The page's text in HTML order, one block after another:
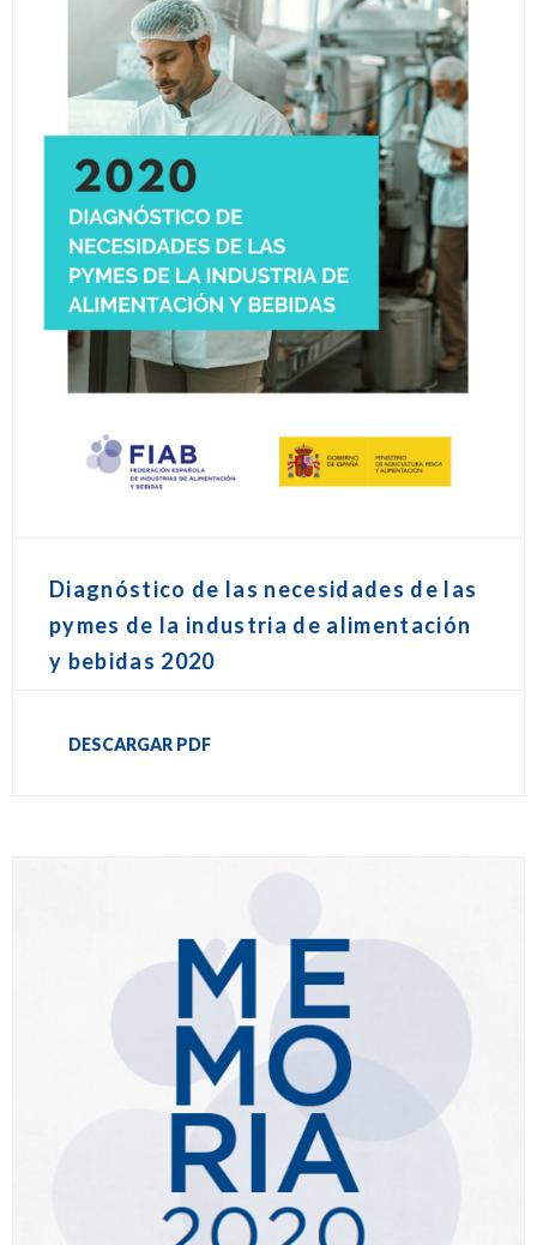
Diagnóstico de las necesidades de las
pymes de la industria de alimentación
y bebidas 2020
DESCARGAR PDF